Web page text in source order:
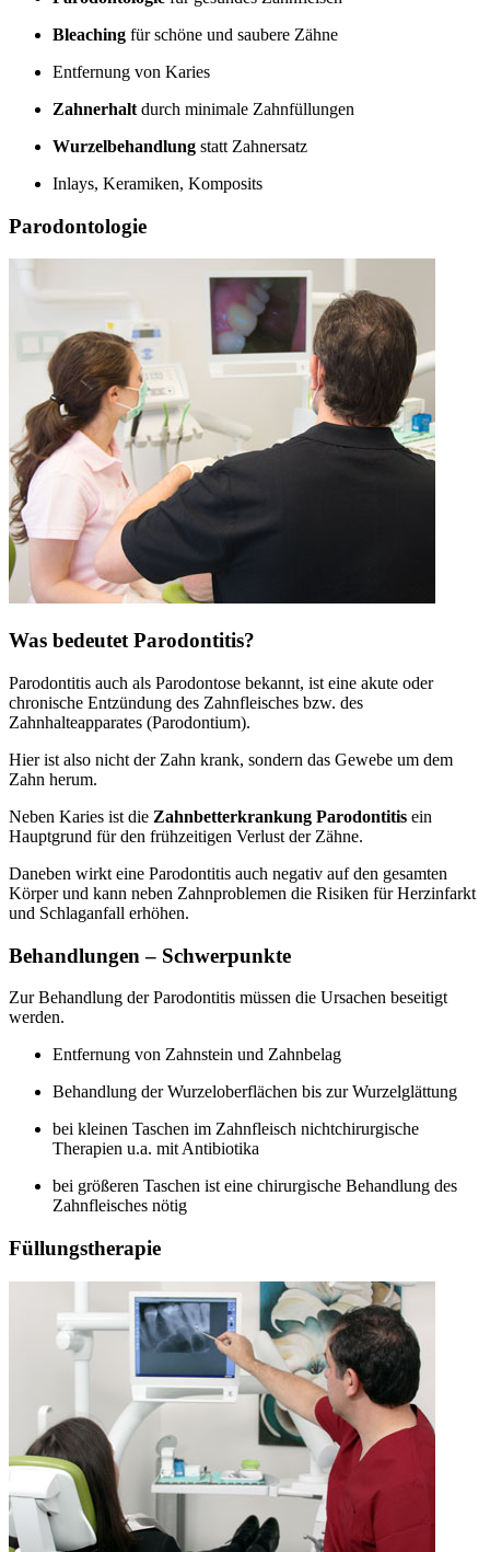
Bleaching für schöne und saubere Zähne
Entfernung von Karies
Zahnerhalt durch minimale Zahnfüllungen
Wurzelbehandlung statt Zahnersatz
Inlays, Keramiken, Komposits
Parodontologie
Was bedeutet Parodontitis?
Parodontitis auch als Parodontose bekannt, ist eine akute oder
chronische Entzündung des Zahnfleisches bzw. des
Zahnhalteapparates (Parodontium).
Hier ist also nicht der Zahn krank, sondern das Gewebe um dem
Zahn herum.
Neben Karies ist die Zahnbetterkrankung Parodontitis ein
Hauptgrund für den frühzeitigen Verlust der Zähne.
Daneben wirkt eine Parodontitis auch negativ auf den gesamten
Körper und kann neben Zahnproblemen die Risiken für Herzinfarkt
und Schlaganfall erhöhen.
Behandlungen – Schwerpunkte
Zur Behandlung der Parodontitis müssen die Ursachen beseitigt
werden.
Entfernung von Zahnstein und Zahnbelag
Behandlung der Wurzeloberflächen bis zur Wurzelglättung
bei kleinen Taschen im Zahnfleisch nichtchirurgische
Therapien u.a. mit Antibiotika
bei größeren Taschen ist eine chirurgische Behandlung des
Zahnfleisches nötig
Füllungstherapie